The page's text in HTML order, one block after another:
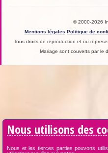
© 2000-2026
Mentions légales Politique de
Tous droits de reproduction et ou
Mariage sont couverts par le
Nous utilisons des
Nous et les tierces parties pouvons